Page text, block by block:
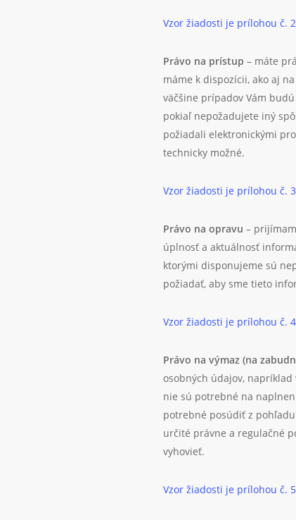
Vzor žiadosti je prílohou č. 2
Právo na prístup – máte
máme k dispozícii, ako aj
väčšine prípadov Vám
pokiaľ nepožadujete iný
požiadali elektronickými
technicky možné.
Vzor žiadosti je prílohou č. 3
Právo na opravu –
úplnosť a aktuálnosť
ktorými disponujeme sú
požiadať, aby sme tieto
Vzor žiadosti je prílohou č. 4
Právo na výmaz (na
osobných údajov, napríklad
nie sú potrebné na
potrebné posúdiť z
určité právne a regulačné
vyhovieť.
Vzor žiadosti je prílohou č. 5